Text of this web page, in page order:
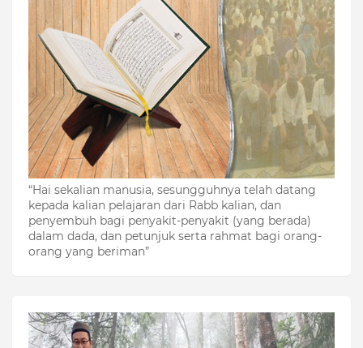
“Hai sekalian manusia, sesungguhnya telah datang
kepada kalian pelajaran dari Rabb kalian, dan
penyembuh bagi penyakit-penyakit (yang berada)
dalam dada, dan petunjuk serta rahmat bagi orang-
orang yang beriman”